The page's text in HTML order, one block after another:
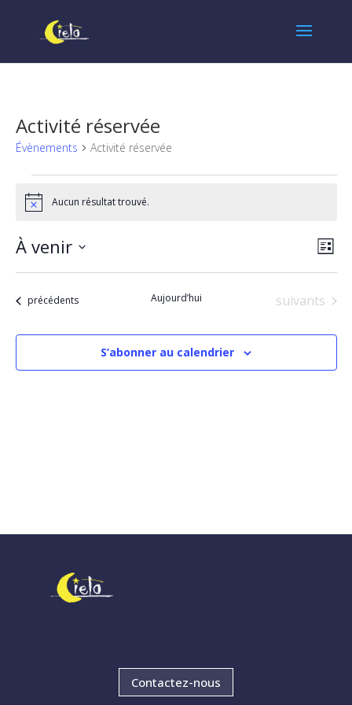
Activité réservée
Évènements Activité réservée
Évènements
NoticeAucun résultat trouvé.
par
de
vues
Liste
À venir
Sélectionnez
date.
Évènements
précédents Aujourd’hui Évènements
suivants
S’abonner au calendrier
Contactez-nous